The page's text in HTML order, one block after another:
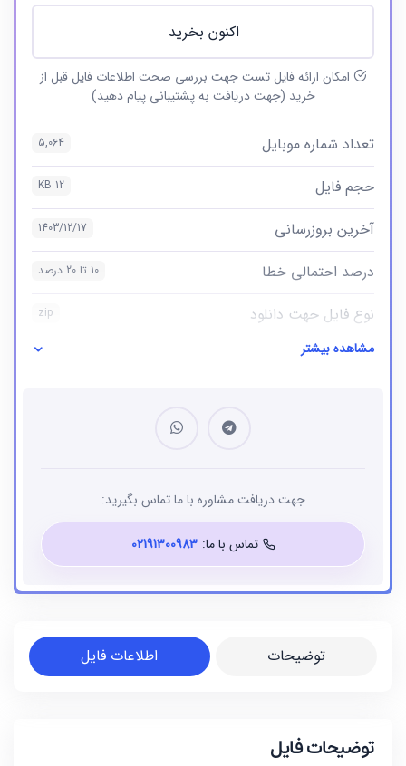
توضیحات اطلاعات فایل
توضیحات فایل
اکنون بخرید
امکان ارائه فایل تست جهت بررسی صحت اطلاعات فایل قبل از
خرید (جهت دریافت به پشتیبانی پیام دهید)
تعداد شماره موبایل 5,064
حجم فایل 12 KB
آخرین بروزرسانی 1403/12/17
درصد احتمالی خطا 10 تا 20 درصد
نوع فایل جهت دانلود zip
نوع فایل بانک شماره موبایل مشاهده بیشتر
جهت دریافت مشاوره با ما تماس بگیرید:
تماس با ما: 02191300983